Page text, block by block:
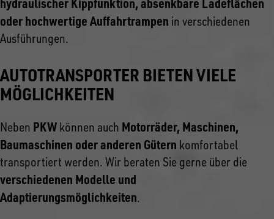
oder hochwertige Auffahrtrampen in verschiedenen
Ausführungen.
AUTOTRANSPORTER BIETEN VIELE
MÖGLICHKEITEN
Neben PKW können auch Motorräder, Maschinen,
Baumaschinen oder anderen Gütern komfortabel
transportiert werden. Wir beraten Sie gerne über die
verschiedenen Modelle und
Adaptierungsmöglichkeiten.